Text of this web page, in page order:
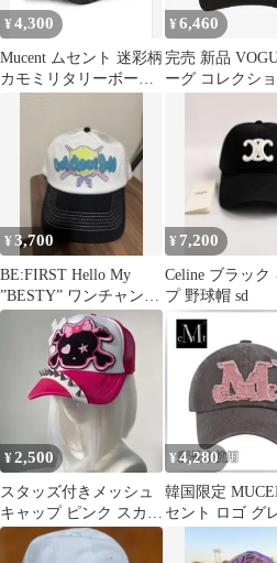
¥ 4,300
Mucent ムセント 迷彩柄
カモミリタリーボール
¥6,460
完売 新品
ーグ コレクショ
¥3,700
BE:FIRST Hello My
”BESTY” ワンチャンソ
ーキャップ
¥ 7,200
Celine ブラック
プ 野球帽 sd
¥2,500
スタッズ付きメッシュ
キャップ ピンク スカル
刺繍 平成ギャル Y2K
¥4,280
韓国限定
セント ロゴ グ
イドル